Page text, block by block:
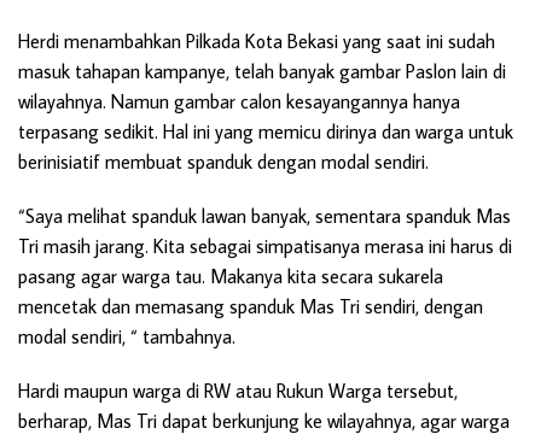
Herdi menambahkan Pilkada Kota Bekasi yang saat ini sudah
masuk tahapan kampanye, telah banyak gambar Paslon lain di
wilayahnya. Namun gambar calon kesayangannya hanya
terpasang sedikit. Hal ini yang memicu dirinya dan warga untuk
berinisiatif membuat spanduk dengan modal sendiri.
“Saya melihat spanduk lawan banyak, sementara spanduk Mas
Tri masih jarang. Kita sebagai simpatisanya merasa ini harus di
pasang agar warga tau. Makanya kita secara sukarela
mencetak dan memasang spanduk Mas Tri sendiri, dengan
modal sendiri, “ tambahnya.
Hardi maupun warga di RW atau Rukun Warga tersebut,
berharap, Mas Tri dapat berkunjung ke wilayahnya, agar warga